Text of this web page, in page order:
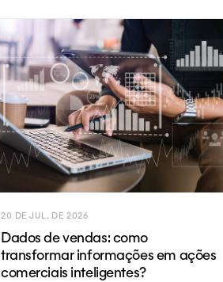
20 DE JUL. DE 2026
Dados de vendas: como
transformar informações em ações
comerciais inteligentes?